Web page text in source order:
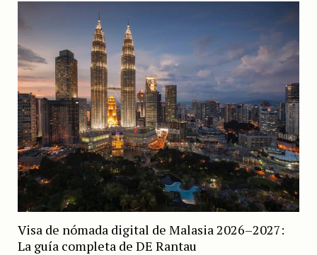
Visa de nómada digital de Malasia 2026–2027:
La guía completa de DE Rantau